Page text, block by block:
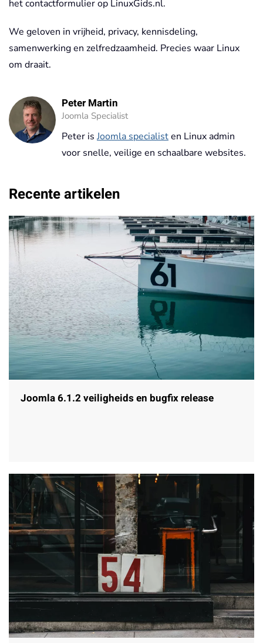
het contactformulier op LinuxGids.nl.
We geloven in vrijheid, privacy, kennisdeling,
samenwerking en zelfredzaamheid. Precies waar Linux
om draait.
Peter Martin
Joomla Specialist
Peter isJoomla specialisten Linux admin
voor snelle, veilige en schaalbare websites.
Recente artikelen
Joomla 6.1.2 veiligheids en bugfix release